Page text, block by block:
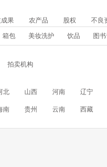
果 农产品 股权 不良
箱包 美妆洗护 饮品 图
拍卖机构
北 山西 河南 辽宁
南 贵州 云南 西藏